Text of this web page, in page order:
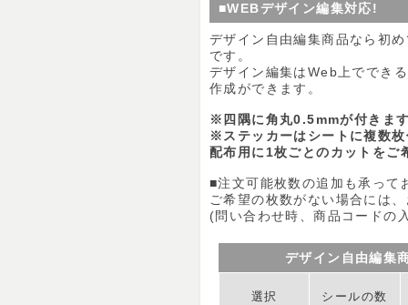
■WEBデザイン編集対応!
デザイン自由編集商品なら初
です。
デザイン編集はWeb上ででき
作成ができます。
※四隅に角丸0.5mmが付きま
※ステッカーはシートに複数
配布用に1枚ごとのカットをご
■注文可能枚数の追加も承って
ご希望の枚数がない場合には
(問い合わせ時、商品コードの
デザイン自由編集
選択 シールの数